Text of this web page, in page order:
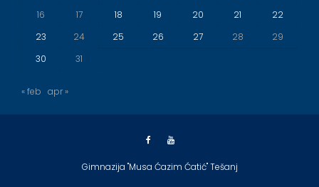
16
17 18 19 20 21
22
23
24 25 26 27 28
29
30
31
« feb apr »
Gimnazija "Musa Ćazim Ćatić" Tešanj